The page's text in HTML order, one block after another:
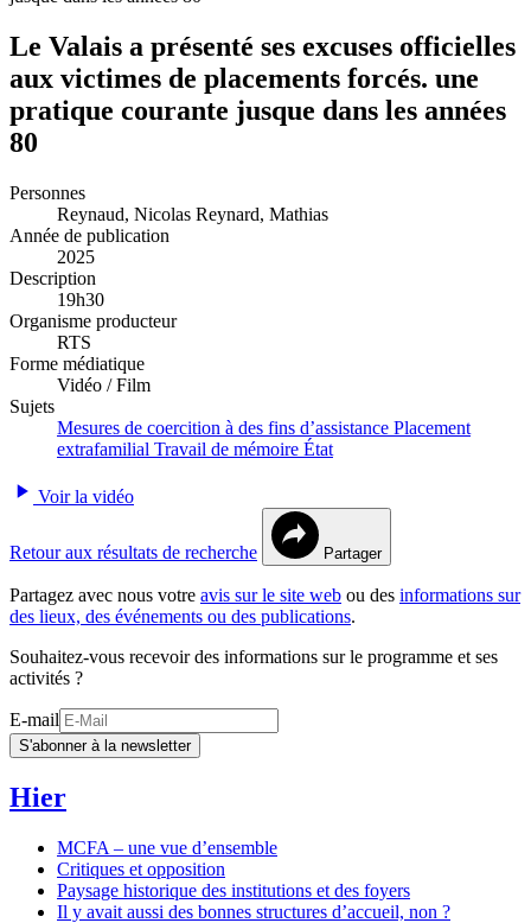
Le Valais a présenté ses excuses officielles
aux victimes de placements forcés. une
pratique courante jusque dans les années
80
Personnes
Reynaud, Nicolas Reynard, Mathias
Année de publication
2025
Description
19h30
Organisme producteur
RTS
Forme médiatique
Vidéo / Film
Sujets
Mesures de coercition à des fins d’assistance Placement
extrafamilial Travail de mémoire État
Voir la vidéo
Retour aux résultats de recherche Partager
Partagez avec nous votre avis sur le site web ou des informations sur
des lieux, des événements ou des publications.
Souhaitez-vous recevoir des informations sur le programme et ses
activités ?
E-mail
S'abonner à la newsletter
Hier
MCFA – une vue d’ensemble
Critiques et opposition
Paysage historique des institutions et des foyers
Il y avait aussi des bonnes structures d’accueil, non ?